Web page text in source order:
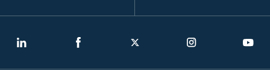
LinkedIn Facebook Twitter Instagram